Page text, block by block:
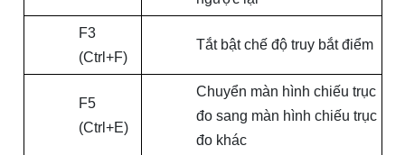
F3
(Ctrl+F)
Tắt bật chế độ truy bắt điểm
F5
(Ctrl+E)
Chuyển màn hình chiếu trục
đo sang màn hình chiếu trục
đo khác